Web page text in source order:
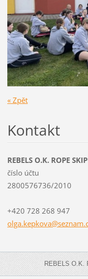
« Zpět
Kontakt
REBELS O.K. ROPE
číslo účtu
2800576736/2010
+420 728 268 947
olga.kepkova@sez
REBELS O.K.